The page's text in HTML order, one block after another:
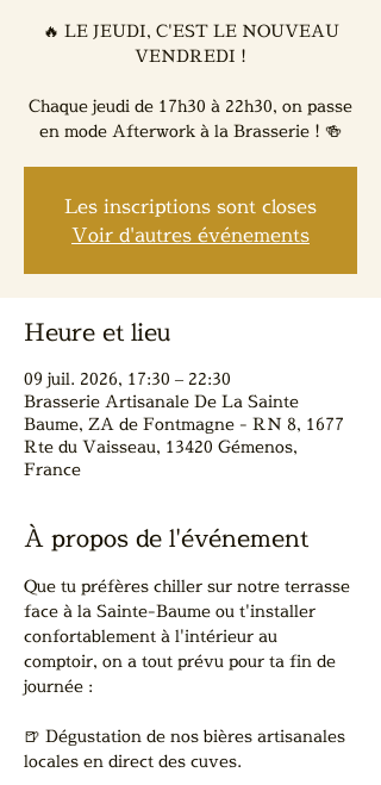
🔥 LE JEUDI, C'EST LE NOUVEAU
VENDREDI !
Chaque jeudi de 17h30 à 22h30, on passe
en mode Afterwork à la Brasserie ! 🍻
Les inscriptions sont closes
Voir d'autres événements
Heure et lieu
09 juil. 2026, 17:30 – 22:30
Brasserie Artisanale De La Sainte
Baume, ZA de Fontmagne - RN 8, 1677
Rte du Vaisseau, 13420 Gémenos,
France
À propos de l'événement
Que tu préfères chiller sur notre terrasse
face à la Sainte-Baume ou t'installer
confortablement à l'intérieur au
comptoir, on a tout prévu pour ta fin de
journée :
🍺 Dégustation de nos bières artisanales
locales en direct des cuves.